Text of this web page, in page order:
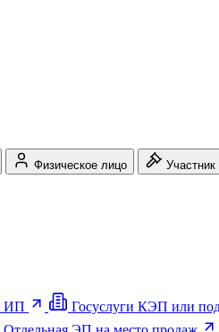
Физическое лицо
Участник
ИП Госуслуги КЭП или